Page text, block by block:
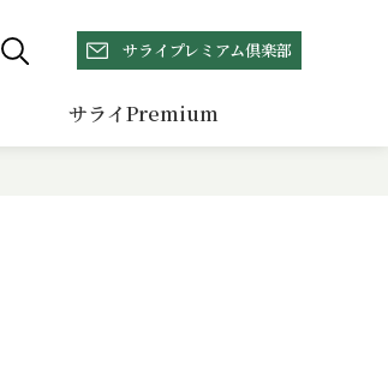
サライプレミアム倶楽部
サライPremium